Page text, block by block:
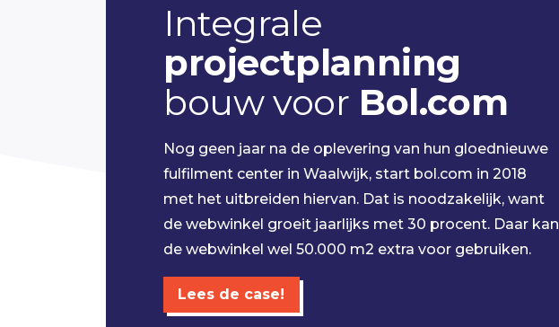
Integrale
projectplanning
bouw voor Bol.com
Nog geen jaar na de oplevering van hun gloednieuwe
fulfilment center in Waalwijk, start bol.com in 2018
met het uitbreiden hiervan. Dat is noodzakelijk, want
de webwinkel groeit jaarlijks met 30 procent. Daar kan
de webwinkel wel 50.000 m2 extra voor gebruiken.
Lees de case!